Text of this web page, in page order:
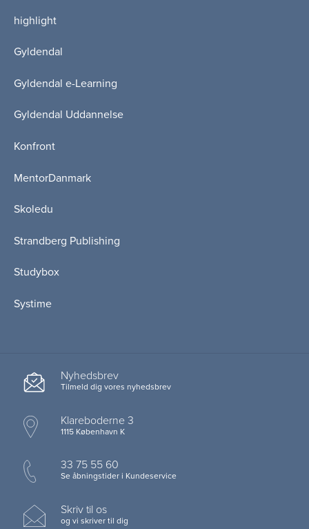
highlight
Gyldendal
Gyldendal e-Learning
Gyldendal Uddannelse
Konfront
MentorDanmark
Skoledu
Strandberg Publishing
Studybox
Systime
Nyhedsbrev
Tilmeld dig vores nyhedsbrev
Klareboderne 3
1115 København K
33 75 55 60
Se åbningstider i Kundeservice
Skriv til os
og vi skriver til dig